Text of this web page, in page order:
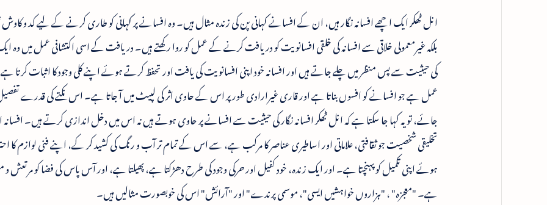
انل ٹھکر ایک اچھے افسانہ نگار ہیں، ان کے افسانے کہانی پن کی زندہ مثال ہیں۔ وہ افسانے پر کہانی کو طاری کرنے کے لیے کد و
بلکہ غیرمعمولی خلاقی سے افسانہ کی خلقی افسانویت کو دریافت کرنے کے عمل کو روا رکھتے ہیں۔ دریافت کے اسی اکتشافی عمل میں
کی حیثیت سے پس منظر میں چلے جاتے ہیں اور افسانہ خود اپنی افسانویت کی یافت اور تحفظ کرتے ہوئے اپنے کلی وجود کا اثبات کرتا
عمل ہے جو افسانے کو افسوں بناتا ہے اور قاری غیرارادی طور پر اس کے حاوی اثر کی لپیٹ میں آ جاتا ہے۔ اس نکتے کی قدرے
جائے، تو یہ کہا جا سکتا ہے کہ انل ٹھکر افسانہ نگار کی حیثیت سے افسانے پر حاوی ہوتے ہیں نہ اس میں دخل اندازی کرتے ہیں۔
تخلیقی شخصیت جو ثقافتی، علاماتی اور اساطیری عناصر کا مرکب ہے، سے اس کے تمام تر آب و رنگ کی کشید کر کے، اپنے فنی لوازم کا
ہوئے اپنی تکمیل کو پہنچتا ہے۔ اور ایک زندہ، خود کفیل اور حرکی وجود کی طرح دھڑکتا ہے، پھیلتا ہے، اور آس پاس کی فضا کو مرتعش و
ہے۔ "معجزہ" ، "ہزاروں خواہشیں ایسی"، موسمی پرندے" اور "آرائش" اس کی خوبصورت مثالیں ہیں۔